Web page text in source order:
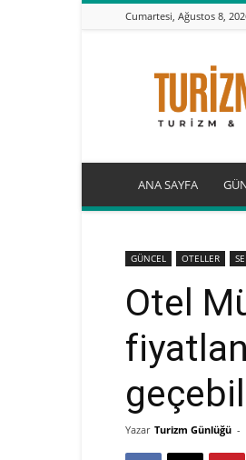
Cumartesi, Ağustos 8,
ANA SAYFA
GÜNCEL OTELLER
Otel
Yazar Turizm Günlüğü -